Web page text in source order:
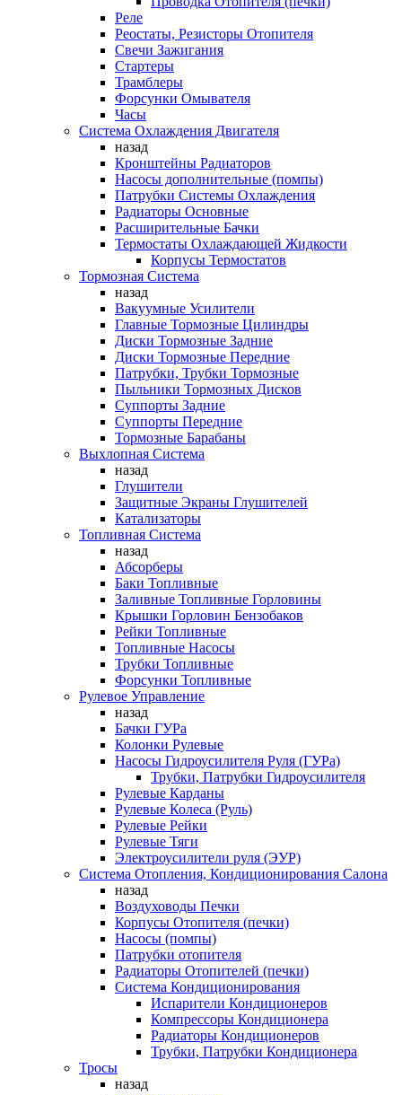
Реле
Реостаты, Резисторы Отопителя
Свечи Зажигания
Стартеры
Трамблеры
Форсунки Омывателя
Часы
Система Охлаждения Двигателя
назад
Кронштейны Радиаторов
Насосы дополнительные (помпы)
Патрубки Системы Охлаждения
Радиаторы Основные
Расширительные Бачки
Термостаты Охлаждающей Жидкости
Корпусы Термостатов
Тормозная Система
назад
Вакуумные Усилители
Главные Тормозные Цилиндры
Диски Тормозные Задние
Диски Тормозные Передние
Патрубки, Трубки Тормозные
Пыльники Тормозных Дисков
Суппорты Задние
Суппорты Передние
Тормозные Барабаны
Выхлопная Система
назад
Глушители
Защитные Экраны Глушителей
Катализаторы
Топливная Система
назад
Абсорберы
Баки Топливные
Заливные Топливные Горловины
Крышки Горловин Бензобаков
Рейки Топливные
Топливные Насосы
Трубки Топливные
Форсунки Топливные
Рулевое Управление
назад
Бачки ГУРа
Колонки Рулевые
Насосы Гидроусилителя Руля (ГУРа)
Трубки, Патрубки Гидроусилителя
Рулевые Карданы
Рулевые Колеса (Руль)
Рулевые Рейки
Рулевые Тяги
Электроусилители руля (ЭУР)
Система Отопления, Кондиционирования Салона
назад
Воздуховоды Печки
Корпусы Отопителя (печки)
Насосы (помпы)
Патрубки отопителя
Радиаторы Отопителей (печки)
Система Кондиционирования
Испарители Кондиционеров
Компрессоры Кондиционера
Радиаторы Кондиционеров
Трубки, Патрубки Кондиционера
Тросы
назад